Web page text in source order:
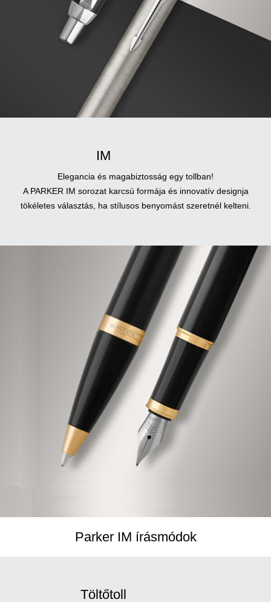
IM
Elegancia és magabiztosság egy tollban!
A PARKER IM sorozat karcsú formája és innovatív designja
tökéletes választás, ha stílusos benyomást szeretnél kelteni.
Parker IM írásmódok
Töltőtoll